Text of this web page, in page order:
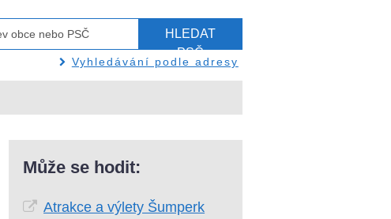
HLEDAT
PSČ
Vyhledávání podle adresy
Může se hodit:
Atrakce a výlety Šumperk